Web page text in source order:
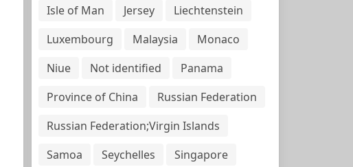
Isle of Man
Jersey
Liechtenstein
Luxembourg
Malaysia
Monaco
Niue
Not identified
Panama
Province of China
Russian Federation
Russian Federation;Virgin Islands
Samoa
Seychelles
Singapore